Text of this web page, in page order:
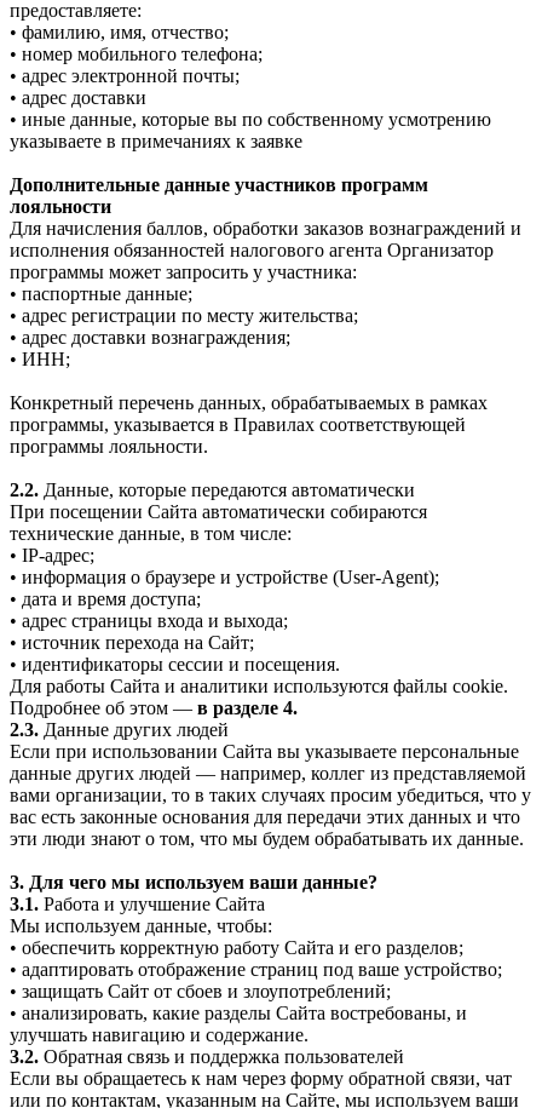
предоставляете:
• фамилию, имя, отчество;
• номер мобильного телефона;
• адрес электронной почты;
• адрес доставки
• иные данные, которые вы по собственному усмотрению
указываете в примечаниях к заявке
Дополнительные данные участников программ
лояльности
Для начисления баллов, обработки заказов вознаграждений и
исполнения обязанностей налогового агента Организатор
программы может запросить у участника:
• паспортные данные;
• адрес регистрации по месту жительства;
• адрес доставки вознаграждения;
• ИНН;
Конкретный перечень данных, обрабатываемых в рамках
программы, указывается в Правилах соответствующей
программы лояльности.
2.2. Данные, которые передаются автоматически
При посещении Сайта автоматически собираются
технические данные, в том числе:
• IP-адрес;
• информация о браузере и устройстве (User-Agent);
• дата и время доступа;
• адрес страницы входа и выхода;
• источник перехода на Сайт;
• идентификаторы сессии и посещения.
Для работы Сайта и аналитики используются файлы cookie.
Подробнее об этом — в разделе 4.
2.3. Данные других людей
Если при использовании Сайта вы указываете персональные
данные других людей — например, коллег из представляемой
вами организации, то в таких случаях просим убедиться, что у
вас есть законные основания для передачи этих данных и что
эти люди знают о том, что мы будем обрабатывать их данные.
3. Для чего мы используем ваши данные?
3.1. Работа и улучшение Сайта
Мы используем данные, чтобы:
• обеспечить корректную работу Сайта и его разделов;
• адаптировать отображение страниц под ваше устройство;
• защищать Сайт от сбоев и злоупотреблений;
• анализировать, какие разделы Сайта востребованы, и
улучшать навигацию и содержание.
3.2. Обратная связь и поддержка пользователей
Если вы обращаетесь к нам через форму обратной связи, чат
или по контактам, указанным на Сайте, мы используем ваши